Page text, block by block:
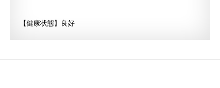
【健康状態】良好